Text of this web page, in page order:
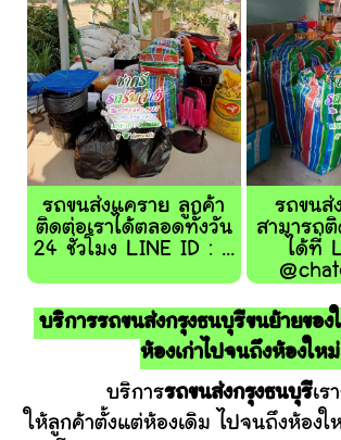
รถขนส่งแคราย ลูกค้า
ติดต่อเราได้ตลอดทั้งวัน
24 ชั่วโมง LINE ID : ...
รถขนส่
สามารถ
ได้ที่
บริการรถขนส่งกรุงธนบุรีขนย้ายขอ
ห้องเก่าไปจนถึงห้องใหม่
บริการรถขนส่งกรุงธนบุรีเร
ให้ลูกค้าตั้งแต่ห้องเดิม ไปจนถึงห้อง